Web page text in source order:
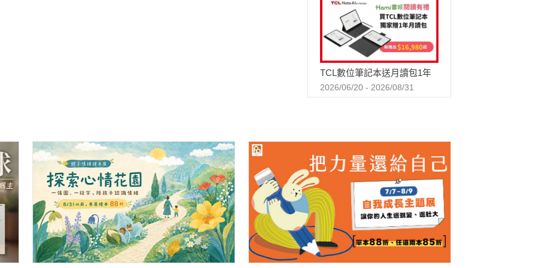
TCL數位筆記本送月讀包1年
2026/06/20 - 2026/08/31